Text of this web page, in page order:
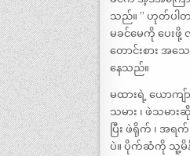
သည်။ ” ဟုတ်ပါတ
မခင်မေကို ပေး
တောင်းစား အ
နေသည်။
မထားရဲ့ ယောက
သမား ၊ ဖဲသမာ
ပြီး ဖဲရိုက် ၊ အရ
ပဲ။ ပိုက်ဆံကို သူ့မိန်